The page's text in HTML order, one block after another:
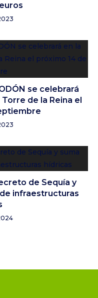
se celebrará
de la Reina el
de Sequía y
infraestructuras